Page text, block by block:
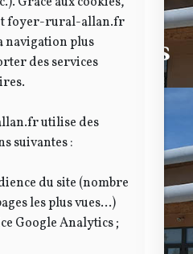
différentes
foyer-rural-allan.fr
navigation plus
des services
utilise des
suivantes :
du site (nombre
les plus vues...)
Google Analytics ;